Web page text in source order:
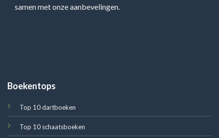
samen met onze aanbevelingen.
Boekentops
Top 10 dartboeken
Top 10 schaatsboeken